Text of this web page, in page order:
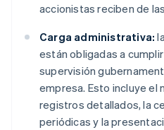
accionistas reciben de
Carga administrativa:
están obligadas a
supervisión
empresa. Esto incluye el
registros detallados, la
periódicas y la